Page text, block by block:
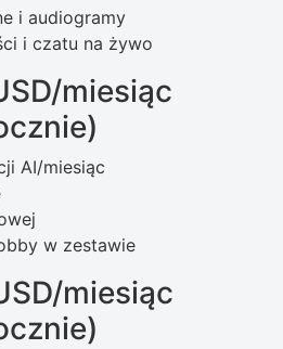
i audiogramy
i czatu na żywo
miesiąc
AI/miesiąc
w zestawie
miesiąc